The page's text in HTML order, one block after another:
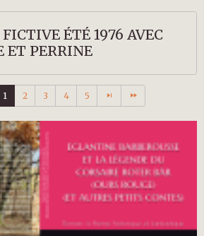
ÉTÉ 1976 AVEC
ET PERRINE
1 2 3 4 5